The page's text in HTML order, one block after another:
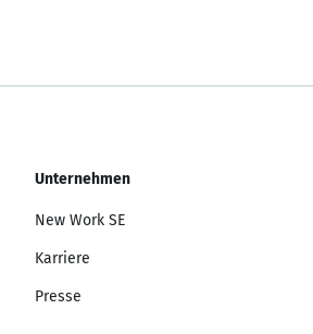
Unternehmen
New Work SE
Karriere
Presse